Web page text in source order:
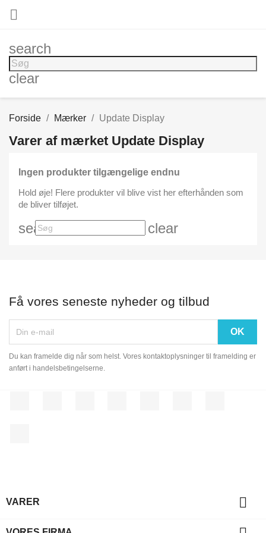

search
clear
Forside Mærker Update Display
Varer af mærket Update Display
Ingen produkter tilgængelige endnu
Hold øje! Flere produkter vil blive vist her efterhånden som
de bliver tilføjet.
search clear
Få vores seneste nyheder og tilbud
Du kan framelde dig når som helst. Vores kontaktoplysninger til framelding er
anført i handelsbetingelserne.
VARER 